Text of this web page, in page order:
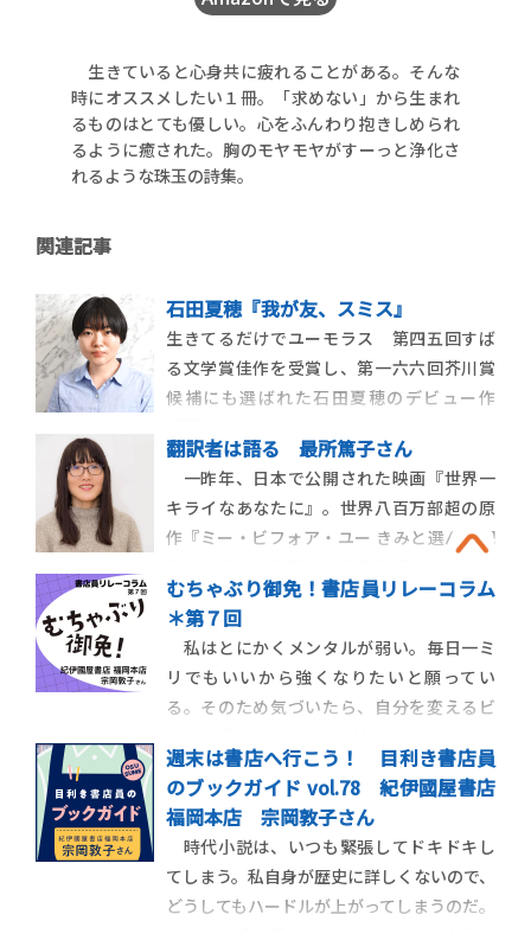
生きていると心身共に疲れることがある。そんな
時にオススメしたい１冊。「求めない」から生まれ
るものはとても優しい。心をふんわり抱きしめられ
るように癒された。胸のモヤモヤがすーっと浄化さ
れるような珠玉の詩集。
関連記事
石田夏穂『我が友、スミス』
生きてるだけでユーモラス 第四五回すば
る文学賞佳作を受賞し、第一六六回芥川賞
候補にも選ばれた石田夏穂のデビュー作
マった会社員女性の物語だ。純文学は時に
「シリアス・ノベル」と呼ばれることがあ
る。が、本作は少し様相が異なる。シリア
スさはもちろんあるのだが、そこにユーモ
アも見事に共存して
翻訳者は語る 最所篤子さん
一昨年、日本で公開された映画『世界一
キライなあなたに』。世界八百万部超の原
作『ミー・ビフォア・ユー きみと選んだ明
ス・ワン』の翻訳を手がけた最所篤子さん
は、『クレアモントホテル』『マリーゴー
ルド・ホテルで会いましょう』など、自ら
映画原作を持ち込み、日本に紹介し […]
むちゃぶり御免！書店員リレーコラム
＊第７回
私はとにかくメンタルが弱い。毎日一ミ
リでもいいから強くなりたいと願ってい
る。そのため気づいたら、自分を変えるビ
る。今回のお題をいただき、「自分が変われ
るお告げかもしれない！」と思った。もう
これはガツンと自己啓発の王道、スティーブ
ン・Ｒ・コヴィー氏の『７つの習慣』、カ
ーネギーの『道は
週末は書店へ行こう！ 目利き書店員
のブックガイド vol.78 紀伊國屋書店
福岡本店 宗岡敦子さん
時代小説は、いつも緊張してドキドキし
てしまう。私自身が歴史に詳しくないので、
どうしてもハードルが上がってしまうのだ。